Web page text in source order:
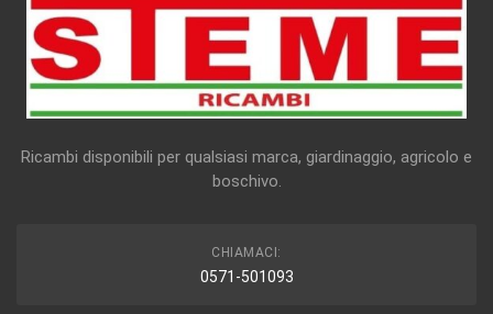
Ricambi disponibili per qualsiasi marca, giardinaggio, agricolo e
boschivo.
CHIAMACI:
0571-501093